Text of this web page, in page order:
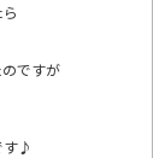
ですが
す♪